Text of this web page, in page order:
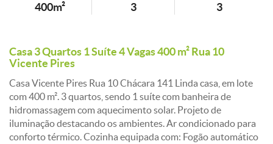
400m² 3 3
Casa 3 Quartos 1 Suíte 4 Vagas 400 m² Rua 10
Vicente Pires
Casa Vicente Pires Rua 10 Chácara 141 Linda casa, em lote
com 400 m². 3 quartos, sendo 1 suíte com banheira de
hidromassagem com aquecimento solar. Projeto de
iluminação destacando os ambientes. Ar condicionado para
conforto térmico. Cozinha equipada com: Fogão automático